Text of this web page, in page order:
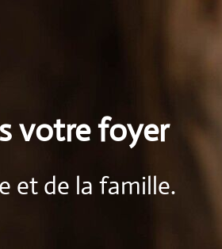
votre foyer
et de la famille.